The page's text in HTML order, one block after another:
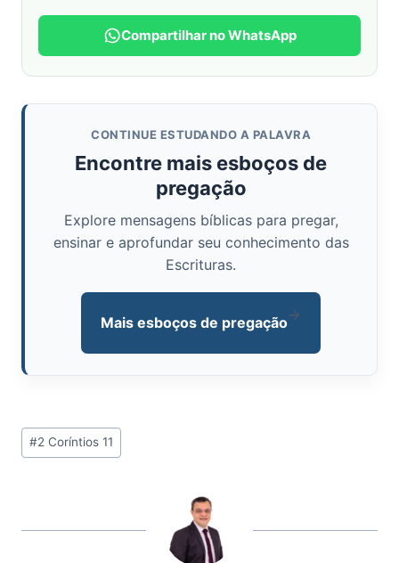
Compartilhar no WhatsApp
CONTINUE ESTUDANDO A PALAVRA
Encontre mais esboços de
pregação
Explore mensagens bíblicas para pregar,
ensinar e aprofundar seu conhecimento das
Escrituras.
Mais esboços de pregação→
Tags
do
#2 Coríntios 11